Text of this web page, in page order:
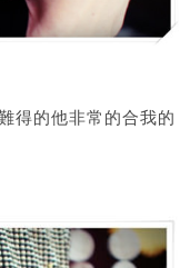
得的他非常的合我的